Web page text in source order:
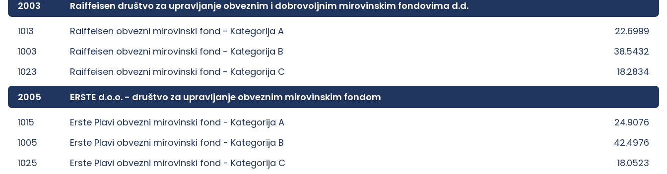
2003 Raiffeisen društvo za upravljanje obveznim i dobrovoljnim mirovinskim fondovima d.d.
1013 Raiffeisen obvezni mirovinski fond - Kategorija A
22.6999
1003
Raiffeisen obvezni mirovinski fond - Kategorija B
38.5432
1023
Raiffeisen obvezni mirovinski fond - Kategorija C 18.2834
2005 ERSTE d.o.o. - društvo za upravljanje obveznim mirovinskim fondom
1015 Erste Plavi obvezni mirovinski fond - Kategorija A
24.9076
1005
Erste Plavi obvezni mirovinski fond - Kategorija B
42.4976
1025
Erste Plavi obvezni mirovinski fond - Kategorija C 18.0523